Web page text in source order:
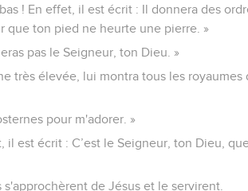
! En effet, il est écrit : Il donnera des
que ton pied ne heurte une pierre. »
pas le Seigneur, ton Dieu. »
très élevée, lui montra tous les royaumes
pour m'adorer. »
il est écrit : C’est le Seigneur, ton Dieu,
de Jésus et le servirent.